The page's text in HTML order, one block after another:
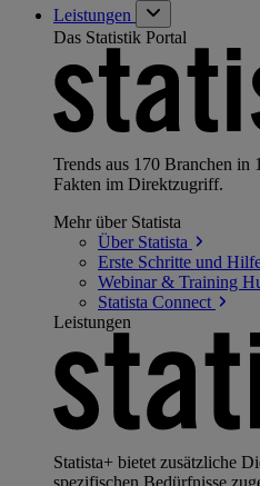
Leistungen
Das Statistik Portal
Trends aus 170 Branchen
Fakten im Direktzugriff.
Mehr über Statista
Über Statista
Erste Schritte und
Webinar & Training
Statista Connect
Leistungen
Statista+ bietet zusätzliche
spezifischen Bedürfnisse